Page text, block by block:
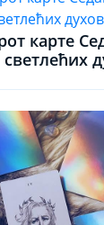
карте